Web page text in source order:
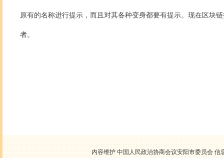
原有的名称进行提示，而且对其各种变身都要有提示。现在区块
者。
内容维护 中国人民政治协商会议安阳市委员会